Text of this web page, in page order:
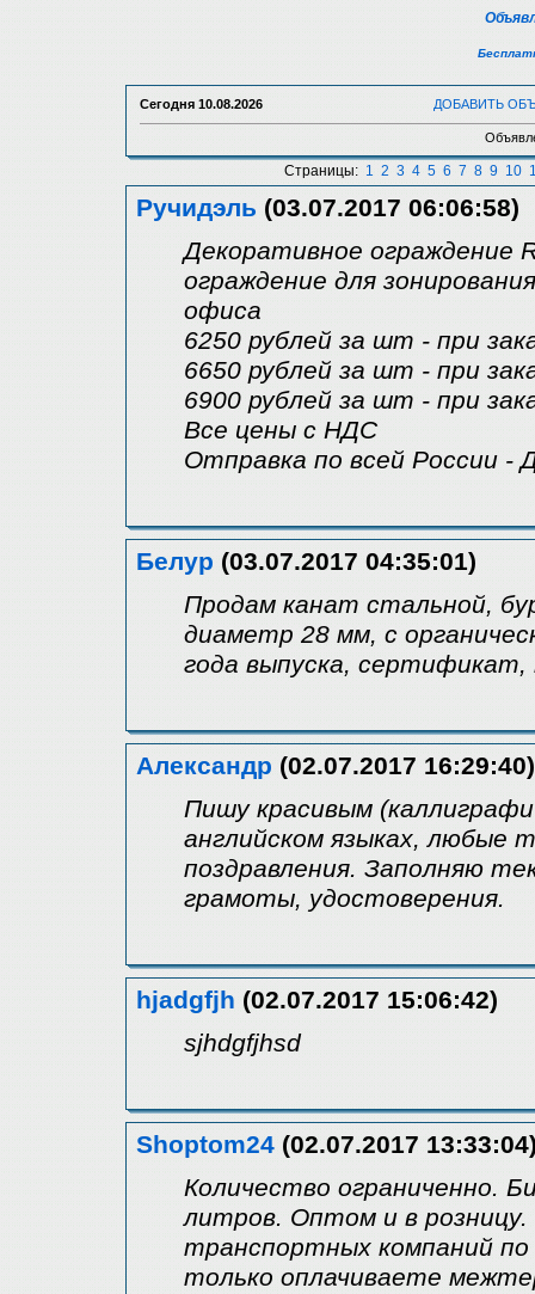
Сегодня 10.08.2026 ДОБАВИТЬ
Страницы: 1 2 3 4 5 6 7 8 9 10
Ручидэль (03.07.2017 06:06:58)
Декоративное ограждение
ограждение для
офиса
6250 рублей за шт - при
6650 рублей за шт - при
6900 рублей за шт - при
Все цены с НДС
Отправка по всей России -
Белур (03.07.2017 04:35:01)
Продам канат стальной,
диаметр 28 мм, с
года выпуска,
Александр (02.07.2017 16:29:40)
Пишу красивым
английском языках, любые
поздравления. Заполняю
грамоты, удостоверения.
hjadgfjh (02.07.2017 15:06:42)
sjhdgfjhsd
Shoptom24 (02.07.2017
Количество ограниченно.
литров. Оптом и в розницу.
транспортных компаний
только оплачиваете